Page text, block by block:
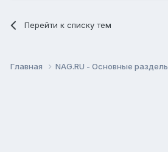
Перейти к списку тем
Главная NAG.RU - Основные